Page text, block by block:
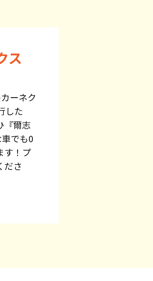
ス
ーネク
した
『爾志
でも0
す！プ
ださ